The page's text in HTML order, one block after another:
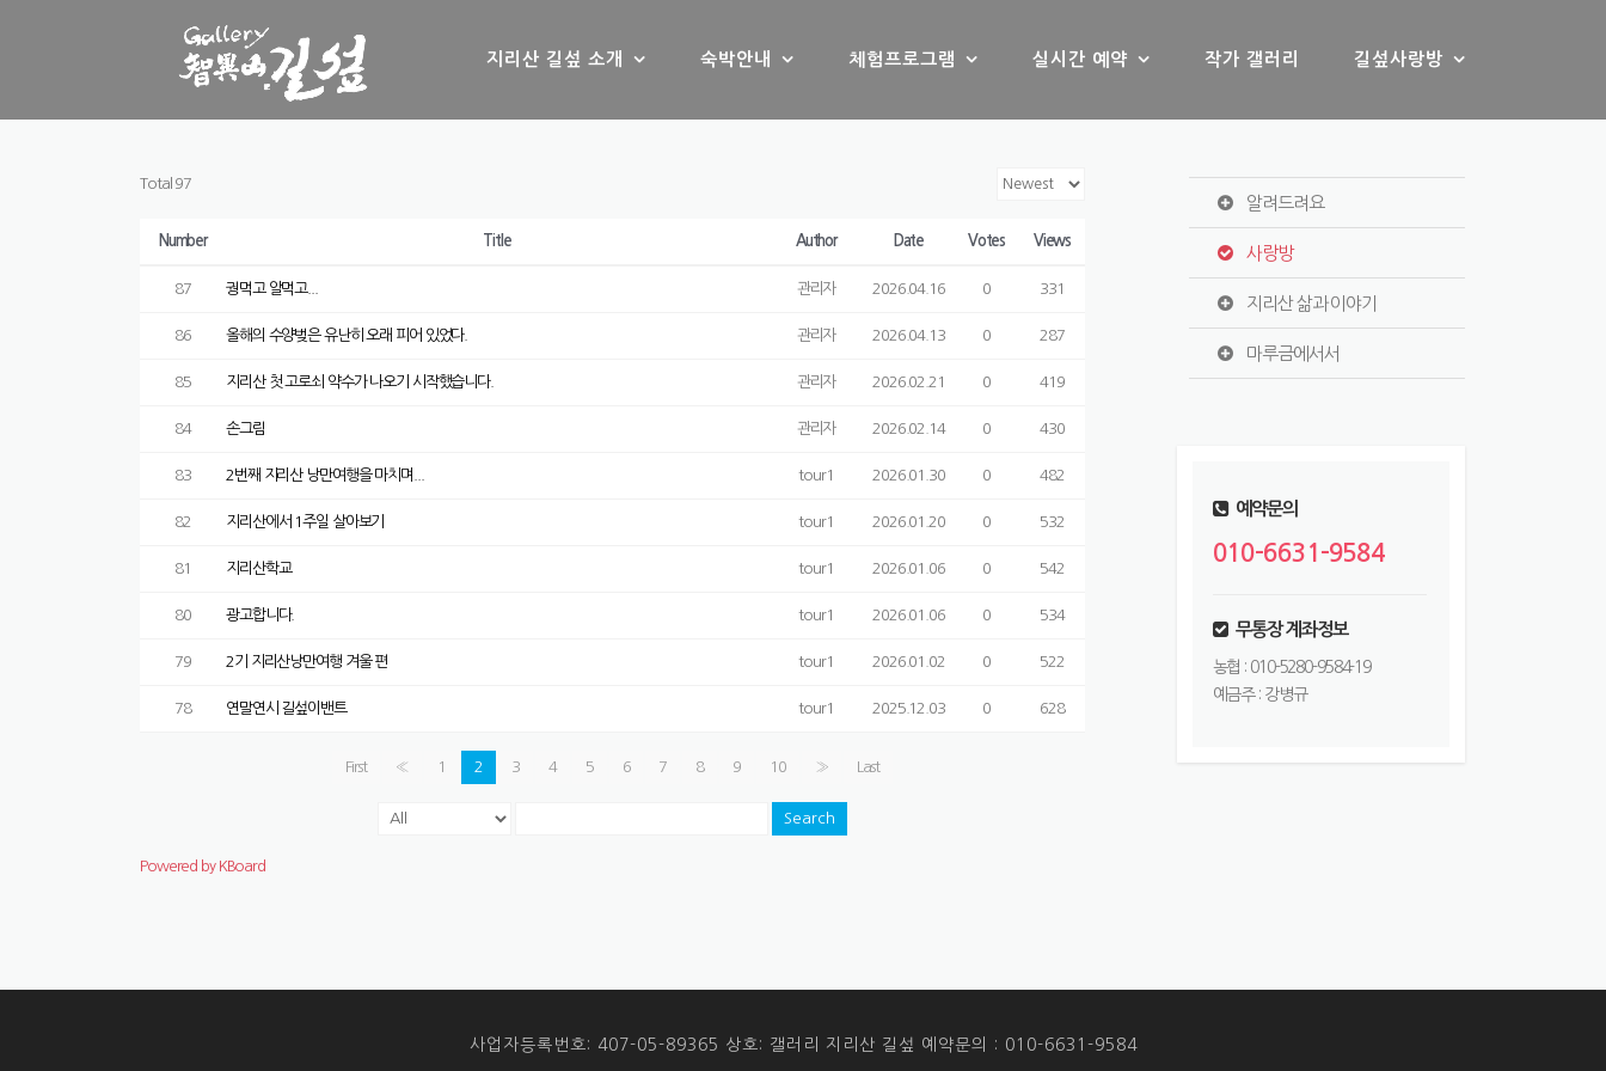
지리산 길섶 소개 숙박안내 체험프로그램 실시간 예약 작가 갤러리 길섶사랑방
Total 97
Number Title Author Date Votes Views
87 궝먹고 알먹고... 관리자 2026.04.16 0 331
86 올해의 수양벚은 유난히 오래 피어 있었다. 관리자 2026.04.13 0 287
85 지리산 첫 고로쇠 약수가 나오기 시작했습니다. 관리자 2026.02.21 0 419
84 손그림 관리자 2026.02.14 0 430
83 2번째 지리산 낭만여행을 마치며... tour1 2026.01.30 0 482
82 지리산에서 1주일 살아보기 tour1 2026.01.20 0 532
81 지리산학교 tour1 2026.01.06 0 542
80 광고합니다. tour1 2026.01.06 0 534
79 2기 지리산낭만여행 겨울 편 tour1 2026.01.02 0 522
78 연말연시 길섶이밴트 tour1 2025.12.03 0 628
First « 1 2 3 4 5 6 7 8 9 10 » Last
Search
Powered by KBoard
알려드려요
사랑방
지리산 삶과 이야기
마루금에서서
예약문의
010-6631-9584
무통장 계좌정보
농협 : 010-5280-9584-19
예금주 : 강병규
사업자등록번호: 407-05-89365 상호: 갤러리 지리산 길섶 예약문의 : 010-6631-9584